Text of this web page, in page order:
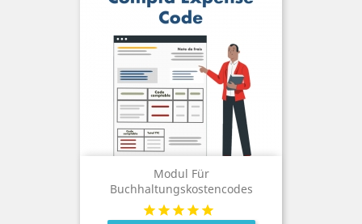
Modul Für
Buchhaltungskostencodes